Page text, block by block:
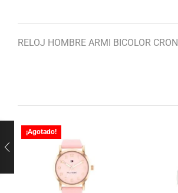
RELOJ HOMBRE ARMI BICOLOR
¡Agotado!